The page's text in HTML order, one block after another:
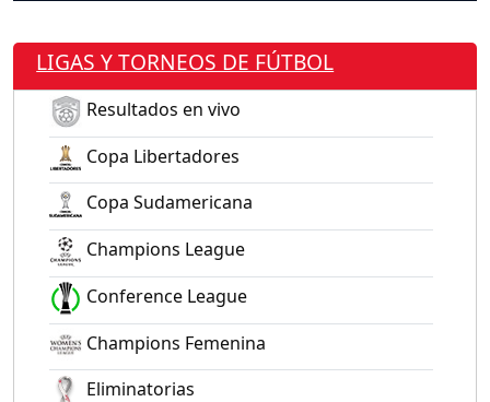
LIGAS Y TORNEOS DE FÚTBOL
Resultados en vivo
Copa Libertadores
Copa Sudamericana
Champions League
Conference League
Champions Femenina
Eliminatorias